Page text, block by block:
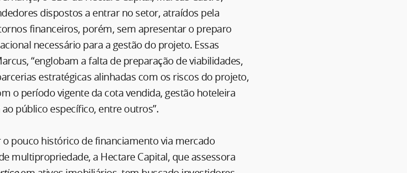
dispostos a entrar no setor, atraídos pela
financeiros, porém, sem apresentar o preparo
necessário para a gestão do projeto. Essas
“englobam a falta de preparação de viabilidades,
estratégicas alinhadas com os riscos do projeto,
o período vigente da cota vendida, gestão hoteleira
público específico, entre outros”.
o pouco histórico de financiamento via mercado
multipropriedade, a Hectare Capital, que assessora